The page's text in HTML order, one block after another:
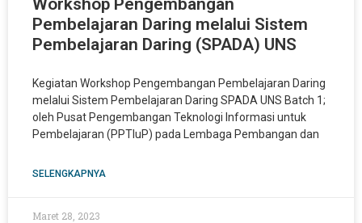
Workshop Pengembangan
Pembelajaran Daring melalui Sistem
Pembelajaran Daring (SPADA) UNS
Kegiatan Workshop Pengembangan Pembelajaran Daring
melalui Sistem Pembelajaran Daring SPADA UNS Batch 1;
oleh Pusat Pengembangan Teknologi Informasi untuk
Pembelajaran (PPTIuP) pada Lembaga Pembangan dan
SELENGKAPNYA
Maret 28, 2023